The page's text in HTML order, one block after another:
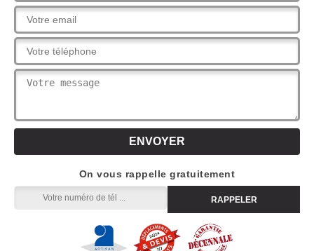
On vous rappelle gratuitement